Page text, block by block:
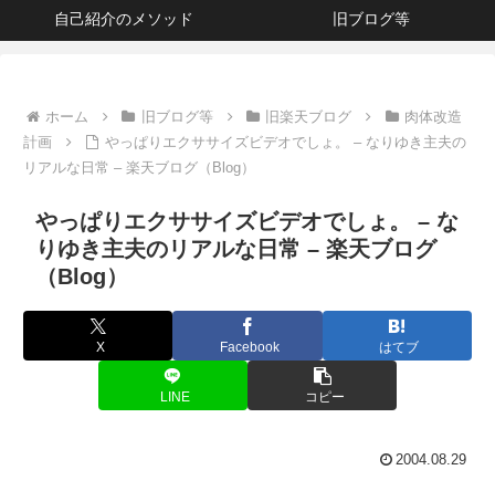
自己紹介のメソッド 旧ブログ等
ホーム 旧ブログ等 旧楽天ブログ
肉体改造
計画
やっぱりエクササイズビデオでしょ。 – なりゆき主夫の
リアルな日常 – 楽天ブログ（Blog）
やっぱりエクササイズビデオでしょ。 – な
りゆき主夫のリアルな日常 – 楽天ブログ
（Blog）
X Facebook はてブ
LINE コピー
2004.08.29